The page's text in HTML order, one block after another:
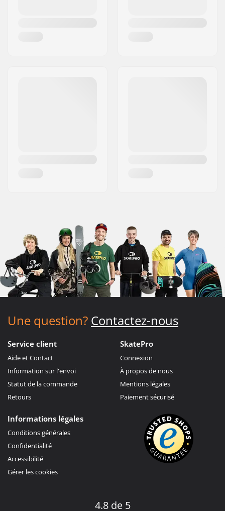
Une question? Contactez-nous
Service client
Aide et Contact
Information sur l'envoi
Statut de la commande
Retours
SkatePro
Connexion
À propos de nous
Mentions légales
Paiement sécurisé
Informations légales
Conditions générales
Confidentialité
Accessibilité
Gérer les cookies
4.8 de 5